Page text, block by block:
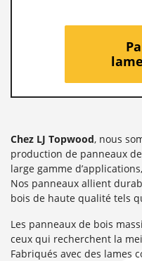
Chez LJ Topwood, nous
production de panneaux
large gamme
Nos panneaux allient
bois de haute qualité tels
Les panneaux de bois
ceux qui recherchent la
Fabriqués avec des lames